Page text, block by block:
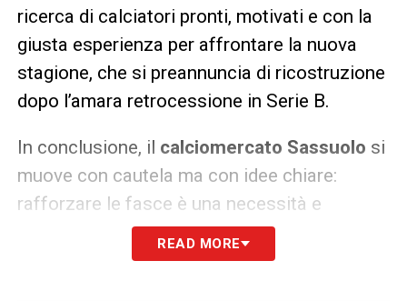
ricerca di calciatori pronti, motivati e con la
giusta esperienza per affrontare la nuova
stagione, che si preannuncia di ricostruzione
dopo l’amara retrocessione in Serie B.
In conclusione, il calciomercato Sassuolo si
muove con cautela ma con idee chiare:
rafforzare le fasce è una necessità e
Pasquale Mazzocchipotrebbe
rappresentare la pedina giusta per rilanciare
READ MORE